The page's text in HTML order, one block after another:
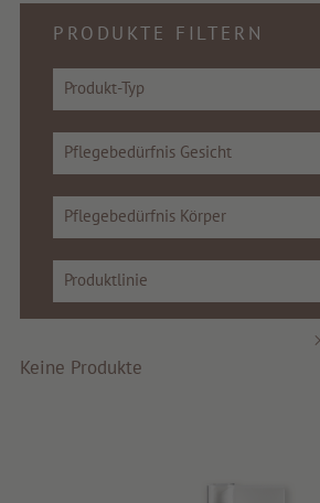
PRODUKTE FILTERN
Produkt-Typ
Pflegebedürfnis Gesicht
Pflegebedürfnis Körper
Produktlinie
Keine Produkte